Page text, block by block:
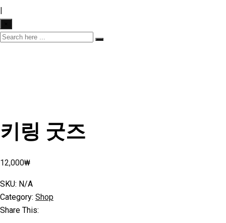
키링 굿즈
12,000₩
SKU: N/A
Category: Shop
Share This: